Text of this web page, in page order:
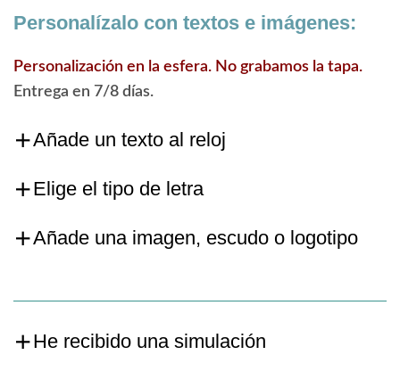
Personalízalo con textos e imágenes:
Personalización en la esfera. No grabamos la tapa.
Entrega en 7/8 días.
Añade un texto al reloj
Elige el tipo de letra
Añade una imagen, escudo o logotipo
He recibido una simulación